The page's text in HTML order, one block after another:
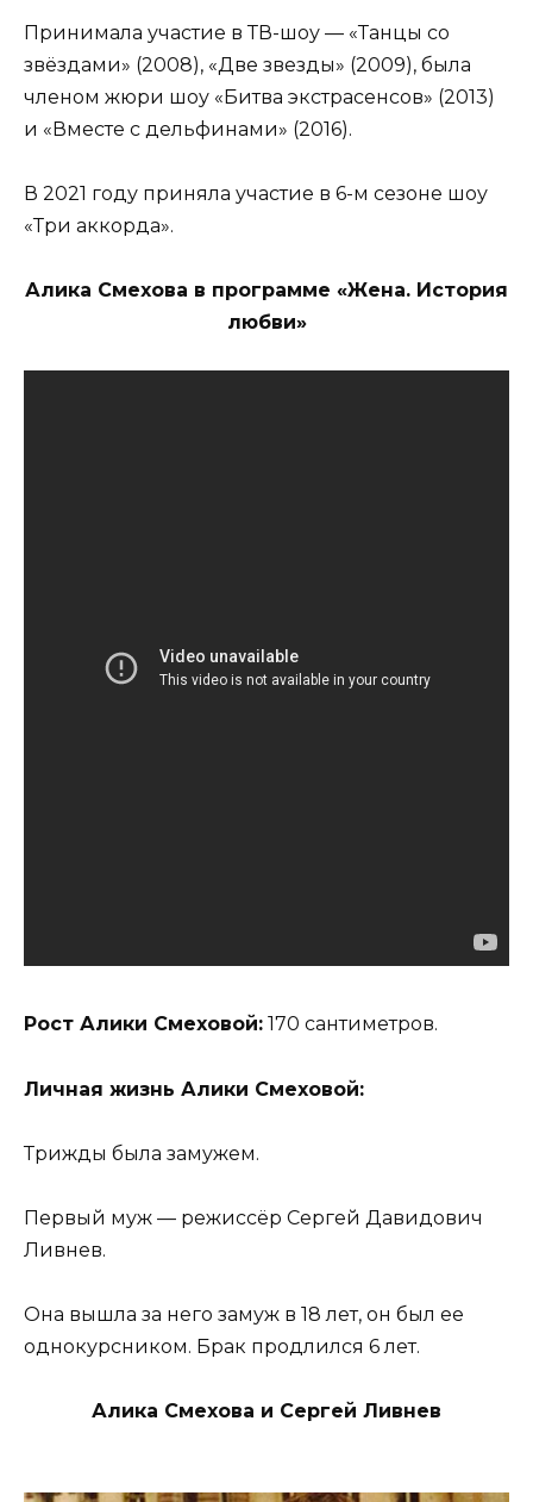
Принимала участие в ТВ-шоу — «Танцы со
звёздами» (2008), «Две звезды» (2009), была
членом жюри шоу «Битва экстрасенсов» (2013)
и «Вместе с дельфинами» (2016).
В 2021 году приняла участие в 6-м сезоне шоу
«Три аккорда».
Алика Смехова в программе «Жена. История
любви»
Рост Алики Смеховой: 170 сантиметров.
Личная жизнь Алики Смеховой:
Трижды была замужем.
Первый муж — режиссёр Сергей Давидович
Ливнев.
Она вышла за него замуж в 18 лет, он был ее
однокурсником. Брак продлился 6 лет.
Алика Смехова и Сергей Ливнев